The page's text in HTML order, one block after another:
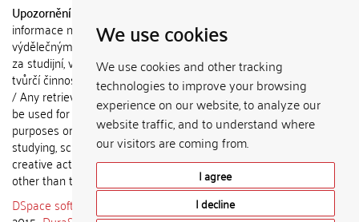
We use cookies
We use cookies and other tracking
technologies to improve your browsing
experience on our website, to analyze our
website traffic, and to understand where
our visitors are coming from.
I agree
I decline
Upozornění / Notice:
informace nemohou být použity k
výdělečným účelům nebo vydávány
za studijní, vědeckou nebo jinou
tvůrčí činnost jiné osoby než autora.
/ Any retrieved information shall not
be used for any commercial
purposes or claimed as results of
studying, scientific or any other
creative activities of any person
other than the author.
DSpace software